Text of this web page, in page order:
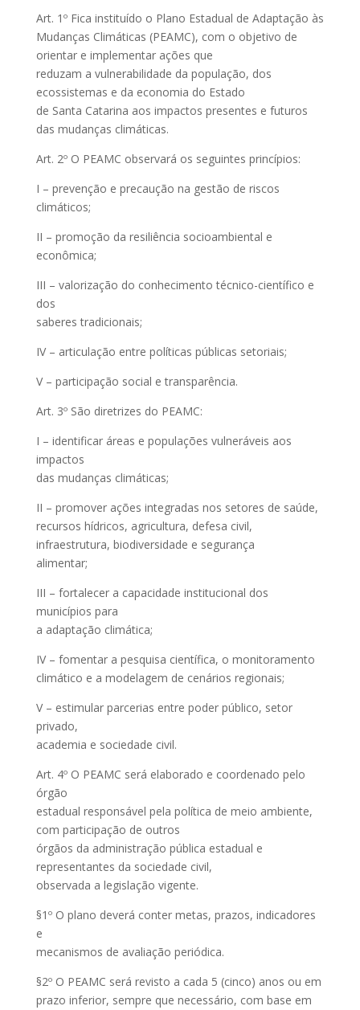
Art. 1º Fica instituído o Plano Estadual de Adaptação às
Mudanças Climáticas (PEAMC), com o objetivo de
orientar e implementar ações que
reduzam a vulnerabilidade da população, dos
ecossistemas e da economia do Estado
de Santa Catarina aos impactos presentes e futuros
das mudanças climáticas.
Art. 2º O PEAMC observará os seguintes princípios:
I – prevenção e precaução na gestão de riscos
climáticos;
II – promoção da resiliência socioambiental e
econômica;
III – valorização do conhecimento técnico-científico e
dos
saberes tradicionais;
IV – articulação entre políticas públicas setoriais;
V – participação social e transparência.
Art. 3º São diretrizes do PEAMC:
I – identificar áreas e populações vulneráveis aos
impactos
das mudanças climáticas;
II – promover ações integradas nos setores de saúde,
recursos hídricos, agricultura, defesa civil,
infraestrutura, biodiversidade e segurança
alimentar;
III – fortalecer a capacidade institucional dos
municípios para
a adaptação climática;
IV – fomentar a pesquisa científica, o monitoramento
climático e a modelagem de cenários regionais;
V – estimular parcerias entre poder público, setor
privado,
academia e sociedade civil.
Art. 4º O PEAMC será elaborado e coordenado pelo
órgão
estadual responsável pela política de meio ambiente,
com participação de outros
órgãos da administração pública estadual e
representantes da sociedade civil,
observada a legislação vigente.
§1º O plano deverá conter metas, prazos, indicadores
e
mecanismos de avaliação periódica.
§2º O PEAMC será revisto a cada 5 (cinco) anos ou em
prazo inferior, sempre que necessário, com base em